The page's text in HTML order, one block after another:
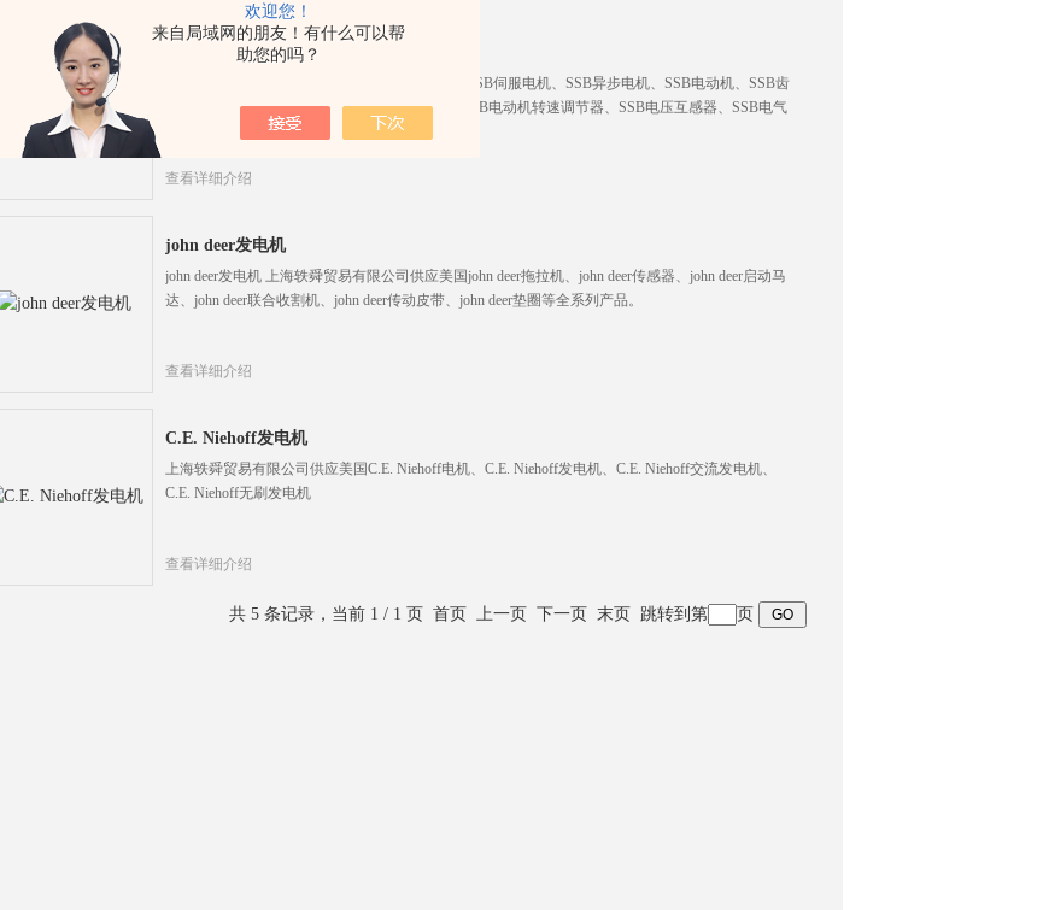
欢迎您！
来自局域网的朋友！有什么可以帮
助您的吗？
新品德国SSB电机
上海轶舜贸易有限公司供应新品德国SSB电机、SSB伺服电机、SSB异步电机、SSB电动机、SSB齿
轮箱、SSB驱动器、SSB控制器、SSB变频器、SSB电动机转速调节器、SSB电压互感器、SSB电气
控制柜、SSB电驱动装置、SSB驱动技术
查看详细介绍
john deer发电机
john deer发电机 上海轶舜贸易有限公司供应美国john deer拖拉机、john deer传感器、john deer启动马
达、john deer联合收割机、john deer传动皮带、john deer垫圈等全系列产品。
查看详细介绍
C.E. Niehoff发电机
上海轶舜贸易有限公司供应美国C.E. Niehoff电机、C.E. Niehoff发电机、C.E. Niehoff交流发电机、
C.E. Niehoff无刷发电机
查看详细介绍
共 5 条记录，当前 1 / 1 页 首页 上一页 下一页 末页 跳转到第 页